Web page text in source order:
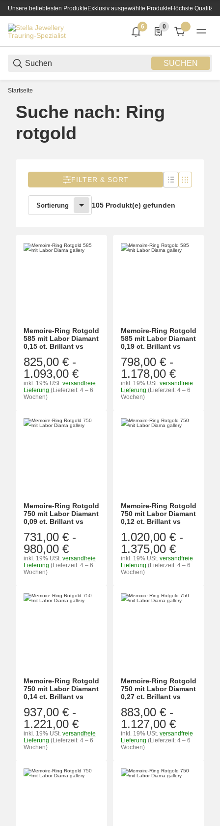
Unsere beliebtesten ProdukteExklusiv ausgewählte ProdukteHöchste Qualität
SUCHEN
6
6 neue Notifizierungen
0
0 Produkte in der
Startseite
Suche nach: Ring
rotgold
FILTER & SORT
Sortierung 105 Produkt(e) gefunden
Memoire-Ring Rotgold
585 mit Labor Diamant
0,15 ct. Brillant vs
825,00 € -
1.093,00 €
inkl. 19% USt. versandfreie
Lieferung (Lieferzeit: 4 – 6
Wochen)
Memoire-Ring Rotgold
585 mit Labor Diamant
0,19 ct. Brillant vs
798,00 € -
1.178,00 €
inkl. 19% USt. versandfreie
Lieferung (Lieferzeit: 4 – 6
Wochen)
Memoire-Ring Rotgold
750 mit Labor Diamant
0,09 ct. Brillant vs
731,00 € -
980,00 €
inkl. 19% USt. versandfreie
Lieferung (Lieferzeit: 4 – 6
Wochen)
Memoire-Ring Rotgold
750 mit Labor Diamant
0,12 ct. Brillant vs
1.020,00 € -
1.375,00 €
inkl. 19% USt. versandfreie
Lieferung (Lieferzeit: 4 – 6
Wochen)
Memoire-Ring Rotgold
750 mit Labor Diamant
0,14 ct. Brillant vs
937,00 € -
1.221,00 €
inkl. 19% USt. versandfreie
Lieferung (Lieferzeit: 4 – 6
Wochen)
Memoire-Ring Rotgold
750 mit Labor Diamant
0,27 ct. Brillant vs
883,00 € -
1.127,00 €
inkl. 19% USt. versandfreie
Lieferung (Lieferzeit: 4 – 6
Wochen)